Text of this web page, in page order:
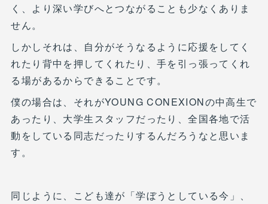
く、より深い学びへとつながることも少なくありま
せん。
しかしそれは、自分がそうなるように応援をしてく
れたり背中を押してくれたり、手を引っ張ってくれ
る場があるからできることです。
僕の場合は、それがYOUNG CONEXIONの中高生で
あったり、大学生スタッフだったり、全国各地で活
動をしている同志だったりするんだろうなと思いま
す。
同じように、こども達が「学ぼうとしている今」、